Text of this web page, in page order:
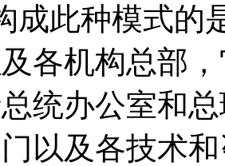
成此种模式的
各机构总部
统办公室和
以及各技术